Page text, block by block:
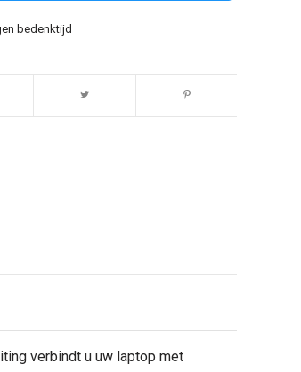
bedenktijd
verbindt u uw laptop met